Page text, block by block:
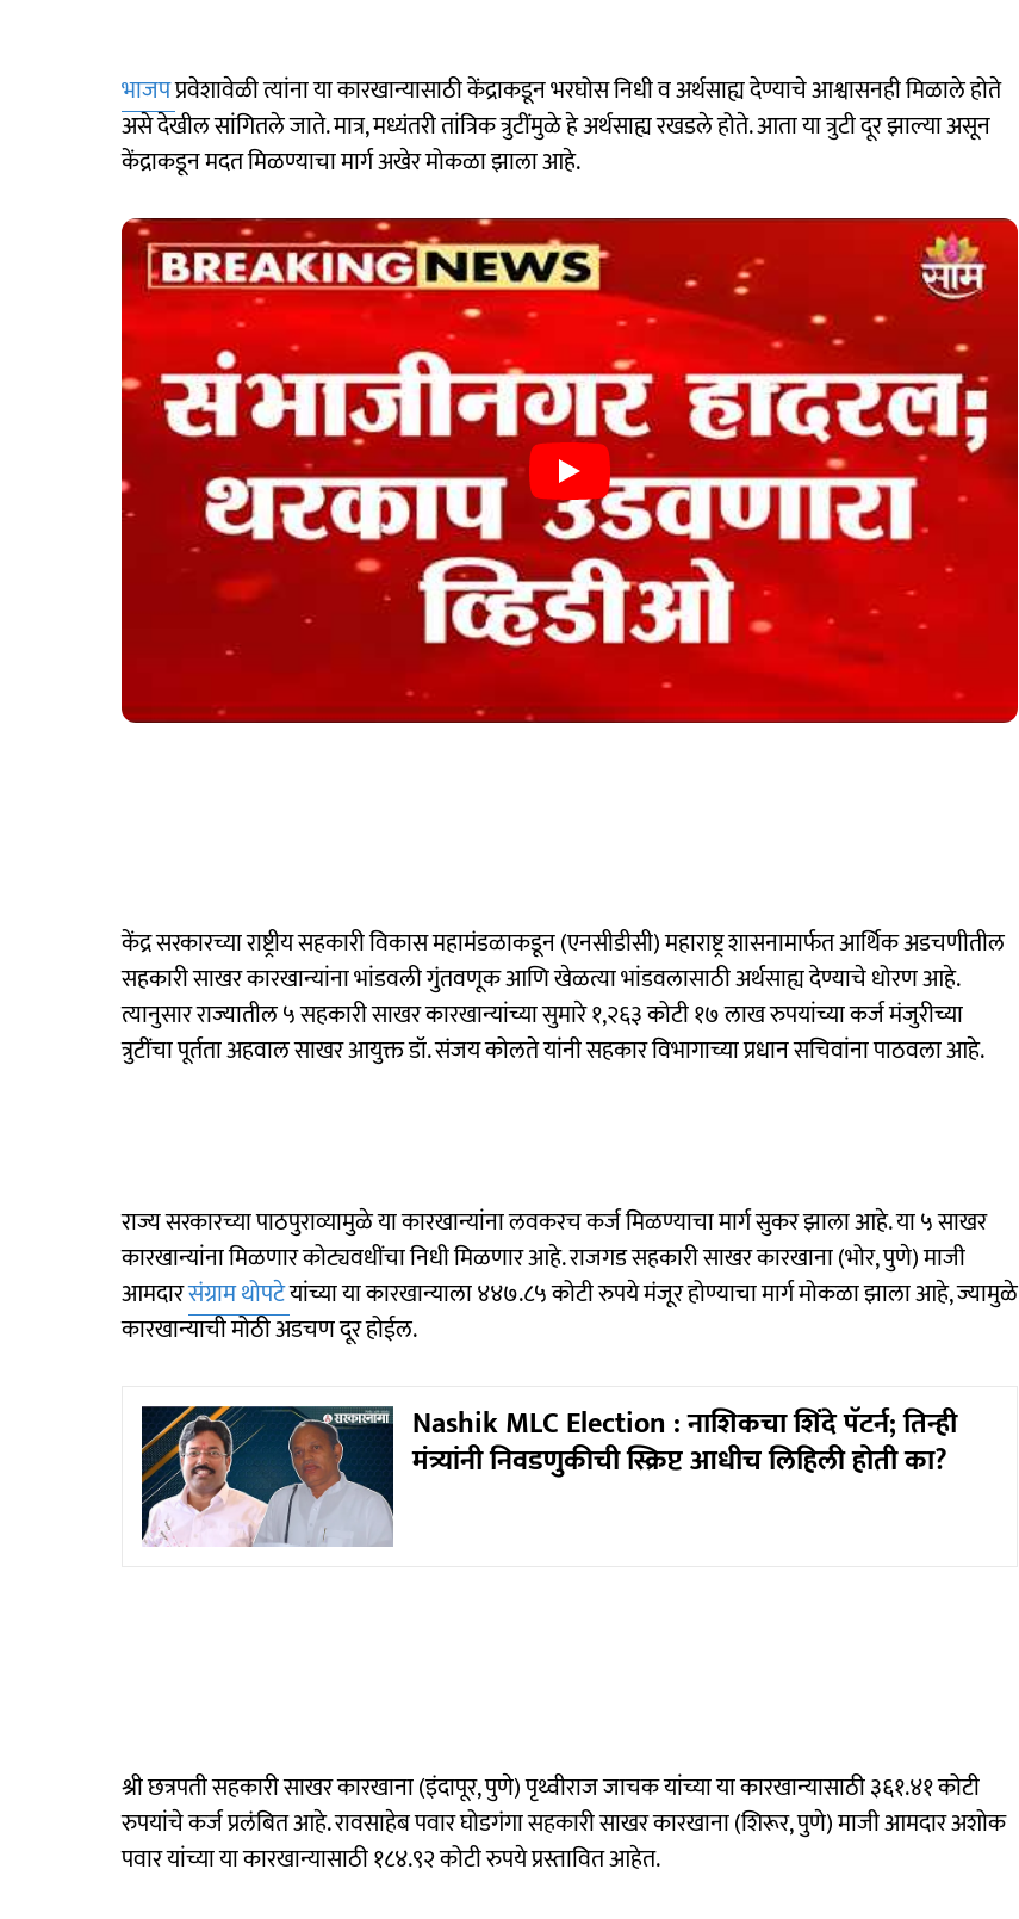
भाजपप्रवेशावेळी त्यांना या कारखान्यासाठी केंद्राकडून भरघोस निधी व अर्थसाह्य देण्याचे आश्वासनही मिळाले होते
असे देखील सांगितले जाते. मात्र, मध्यंतरी तांत्रिक त्रुटींमुळे हे अर्थसाह्य रखडले होते. आता या त्रुटी दूर झाल्या असून
केंद्राकडून मदत मिळण्याचा मार्ग अखेर मोकळा झाला आहे.
केंद्र सरकारच्या राष्ट्रीय सहकारी विकास महामंडळाकडून (एनसीडीसी) महाराष्ट्र शासनामार्फत आर्थिक अडचणीतील
सहकारी साखर कारखान्यांना भांडवली गुंतवणूक आणि खेळत्या भांडवलासाठी अर्थसाह्य देण्याचे धोरण आहे.
त्यानुसार राज्यातील ५ सहकारी साखर कारखान्यांच्या सुमारे १,२६३ कोटी १७ लाख रुपयांच्या कर्ज मंजुरीच्या
त्रुटींचा पूर्तता अहवाल साखर आयुक्त डॉ. संजय कोलते यांनी सहकार विभागाच्या प्रधान सचिवांना पाठवला आहे.
राज्य सरकारच्या पाठपुराव्यामुळे या कारखान्यांना लवकरच कर्ज मिळण्याचा मार्ग सुकर झाला आहे. या ५ साखर
कारखान्यांना मिळणार कोट्यवधींचा निधी मिळणार आहे. राजगड सहकारी साखर कारखाना (भोर, पुणे) माजी
आमदारसंग्राम थोपटेयांच्या या कारखान्याला ४४७.८५ कोटी रुपये मंजूर होण्याचा मार्ग मोकळा झाला आहे, ज्यामुळे
कारखान्याची मोठी अडचण दूर होईल.
Nashik MLC Election : नाशिकचा शिंदे पॅटर्न; तिन्ही
मंत्र्यांनी निवडणुकीची स्क्रिप्ट आधीच लिहिली होती का?
श्री छत्रपती सहकारी साखर कारखाना (इंदापूर, पुणे) पृथ्वीराज जाचक यांच्या या कारखान्यासाठी ३६१.४१ कोटी
रुपयांचे कर्ज प्रलंबित आहे. रावसाहेब पवार घोडगंगा सहकारी साखर कारखाना (शिरूर, पुणे) माजी आमदार अशोक
पवार यांच्या या कारखान्यासाठी १८४.९२ कोटी रुपये प्रस्तावित आहेत.